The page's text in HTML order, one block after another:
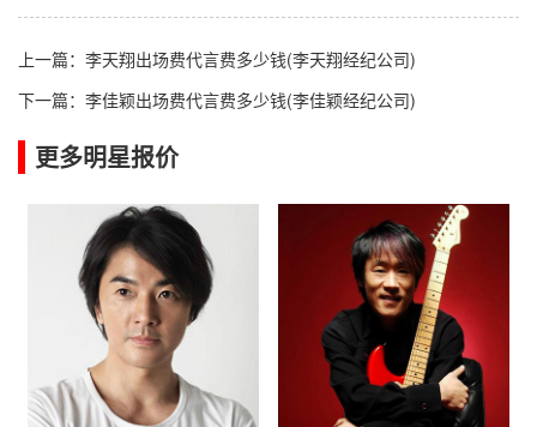
上一篇： 李天翔出场费代言费多少钱(李天翔经纪公司)
下一篇： 李佳颖出场费代言费多少钱(李佳颖经纪公司)
更多明星报价